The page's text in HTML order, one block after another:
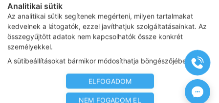
Analitikai sütik
Az analitikai sütik segítenek megérteni, milyen tartalmakat
kedvelnek a látogatók, ezzel javíthatjuk szolgáltatásainkat. Az
összegyűjtött adatok nem kapcsolhatók össze konkrét
személyekkel.
A sütibeállításokat bármikor módosíthatja böngészőjében.
ELFOGADOM
NEM FOGADOM EL
BELÉPEK!
SPECIALIZÁLT
KÖZPONTOK